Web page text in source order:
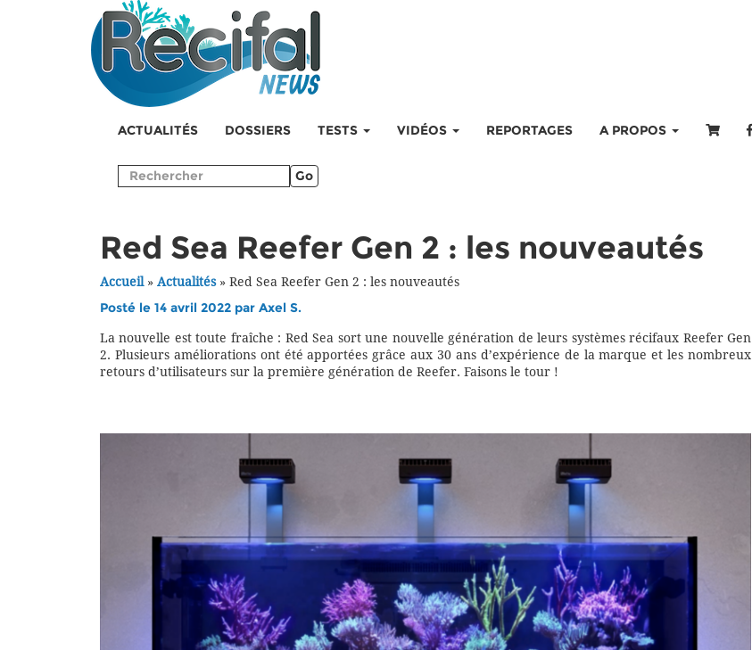
ACTUALITÉS DOSSIERS TESTS VIDÉOS REPORTAGES A PROPOS
Go
Red Sea Reefer Gen 2 : les nouveautés
Accueil» Actualités» Red Sea Reefer Gen 2 : les nouveautés
Posté le 14 avril 2022 par Axel S.
La nouvelle est toute fraîche : Red Sea sort une nouvelle génération de leurs systèmes récifaux Reefer Gen
2. Plusieurs améliorations ont été apportées grâce aux 30 ans d’expérience de la marque et les nombreux
retours d’utilisateurs sur la première génération de Reefer. Faisons le tour !